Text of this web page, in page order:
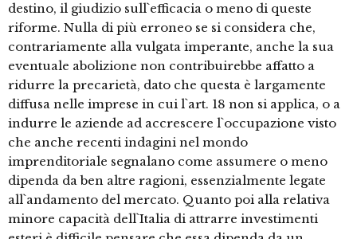
destino, il giudizio sull`efficacia o meno di queste
riforme. Nulla di più erroneo se si considera che,
contrariamente alla vulgata imperante, anche la sua
eventuale abolizione non contribuirebbe affatto a
ridurre la precarietà, dato che questa è largamente
diffusa nelle imprese in cui l`art. 18 non si applica, o a
indurre le aziende ad accrescere l`occupazione visto
che anche recenti indagini nel mondo
imprenditoriale segnalano come assumere o meno
dipenda da ben altre ragioni, essenzialmente legate
all`andamento del mercato. Quanto poi alla relativa
minore capacità dell`Italia di attrarre investimenti